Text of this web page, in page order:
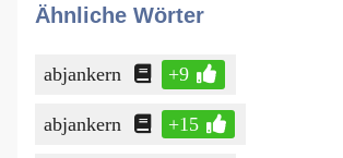
Ähnliche Wörter
abjankern +9
abjankern +15